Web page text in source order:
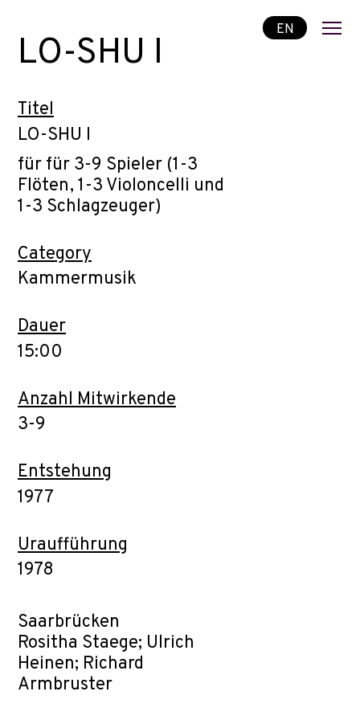
EN
LO-SHU I
Titel
LO-SHU I
für für 3-9 Spieler (1-3
Flöten, 1-3 Violoncelli und
1-3 Schlagzeuger)
Category
Kammermusik
Dauer
15:00
Anzahl Mitwirkende
3-9
Entstehung
1977
Uraufführung
1978
Saarbrücken
Rositha Staege; Ulrich
Heinen; Richard
Armbruster